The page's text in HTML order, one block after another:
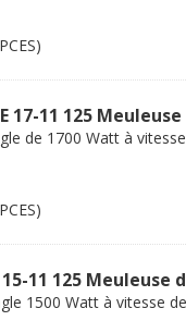
17-11 125
de 1700 Watt à
15-11 125 Meuleuse
1500 Watt à vitesse